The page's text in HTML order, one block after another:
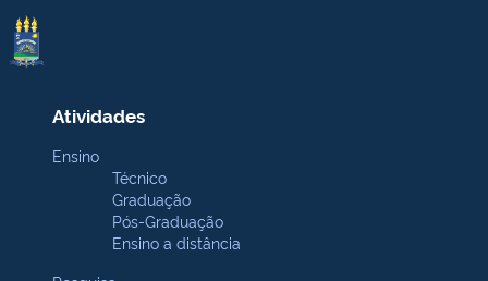
Atividades
Ensino
Técnico
Graduação
Pós-Graduação
Ensino a distância